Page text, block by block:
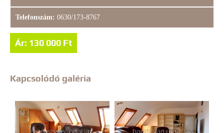
Ár: 130 000 Ft
Telefonszám: 0630/173-8767
Kapcsolódó galéria